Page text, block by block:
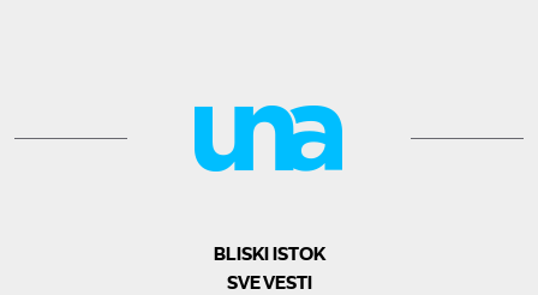
BLISKI ISTOK
SVE VESTI